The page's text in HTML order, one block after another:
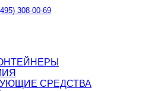
308-00-69
СРЕДСТВА